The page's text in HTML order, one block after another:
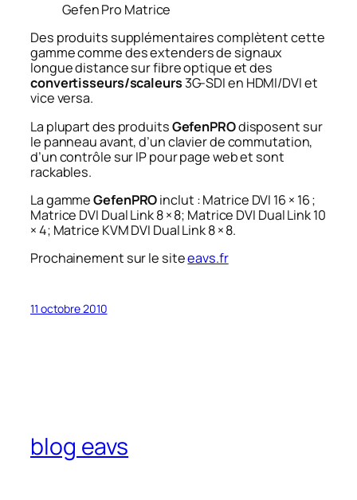
Gefen Pro Matrice
Des produits supplémentaires complètent cette
gamme comme des extenders de signaux
longue distance sur fibre optique et des
convertisseurs/scaleurs3G-SDI en HDMI/DVI et
vice versa.
La plupart des produitsGefenPROdisposent sur
le panneau avant, d’un clavier de commutation,
d’un contrôle sur IP pour page web et sont
rackables.
La gammeGefenPROinclut : Matrice DVI 16 × 16 ;
Matrice DVI Dual Link 8 × 8; Matrice DVI Dual Link 10
× 4; Matrice KVM DVI Dual Link 8 × 8.
Prochainement sur le siteeavs.fr
11 octobre 2010
blog eavs